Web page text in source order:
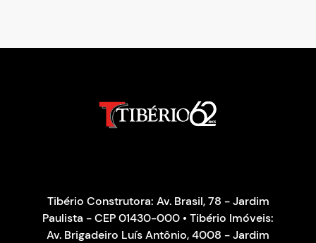
Tibério Construtora: Av. Brasil, 78 - Jardim
Paulista - CEP 01430-000 • Tibério Imóveis:
Av. Brigadeiro Luís Antônio, 4008 - Jardim